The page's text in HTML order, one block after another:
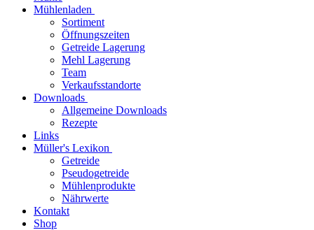
Mühlenladen
Sortiment
Öffnungszeiten
Getreide Lagerung
Mehl Lagerung
Team
Verkaufsstandorte
Downloads
Allgemeine Downloads
Rezepte
Links
Müller's Lexikon
Getreide
Pseudogetreide
Mühlenprodukte
Nährwerte
Kontakt
Shop